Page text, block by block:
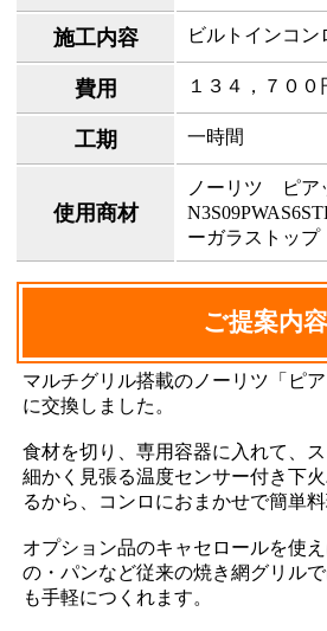
施工内容 ビルトインコン
費用 １３４，７００
工期 一時間
使用商材
ノーリツ ピア
ーガラストップ
ご提案内容
マルチグリル搭載のノーリツ「ピア
に交換しました。
食材を切り、専用容器に入れて、
細かく見張る温度センサー付き下
るから、コンロにおまかせで簡単料
オプション品のキャセロールを使
の・パンなど従来の焼き網グリル
も手軽につくれます。